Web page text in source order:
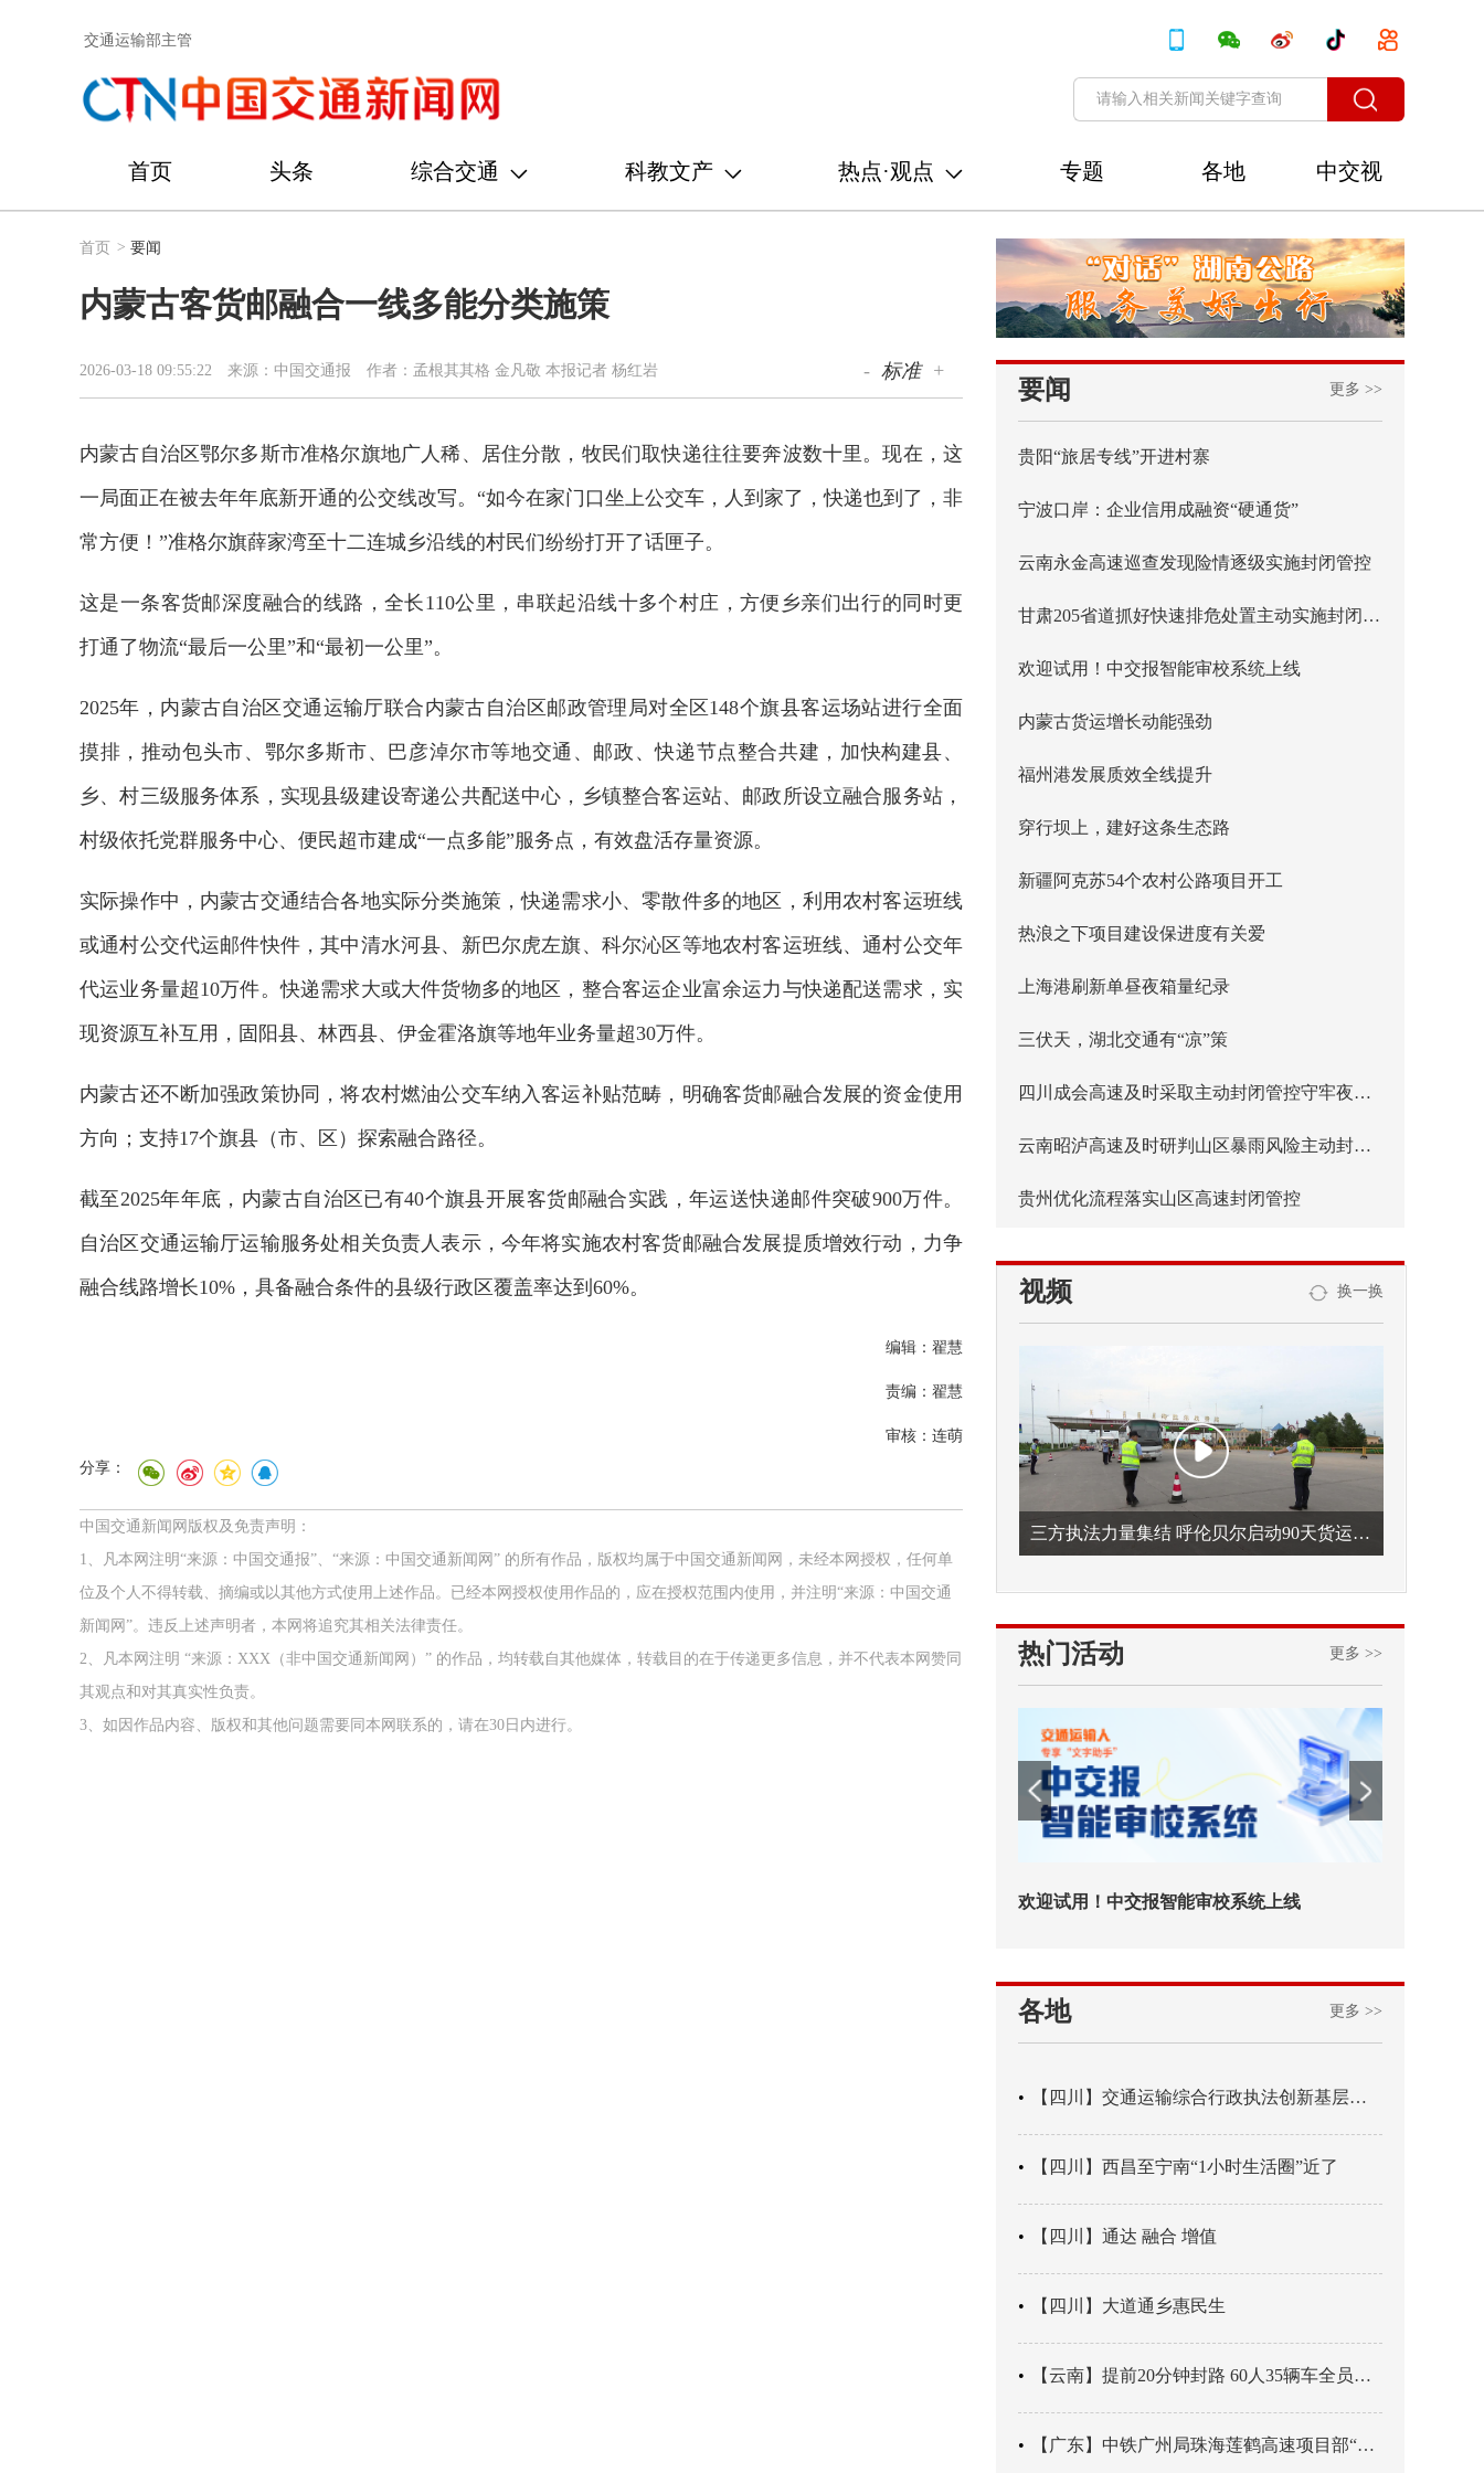
交通运输部主管
首页 头条 综合交通 科教文产 热点·观点 专题 各地
中交视
讯
首页 > 要闻
内蒙古客货邮融合一线多能分类施策
2026-03-18 09:55:22 来源：中国交通报 作者：孟根其其格 金凡敬 本报记者 杨红岩 - 标准 +
内蒙古自治区鄂尔多斯市准格尔旗地广人稀、居住分散，牧民们取快递往往要奔波数十里。现在，这
一局面正在被去年年底新开通的公交线改写。“如今在家门口坐上公交车，人到家了，快递也到了，非
常方便！”准格尔旗薛家湾至十二连城乡沿线的村民们纷纷打开了话匣子。
这是一条客货邮深度融合的线路，全长110公里，串联起沿线十多个村庄，方便乡亲们出行的同时更
打通了物流“最后一公里”和“最初一公里”。
2025年，内蒙古自治区交通运输厅联合内蒙古自治区邮政管理局对全区148个旗县客运场站进行全面
摸排，推动包头市、鄂尔多斯市、巴彦淖尔市等地交通、邮政、快递节点整合共建，加快构建县、
乡、村三级服务体系，实现县级建设寄递公共配送中心，乡镇整合客运站、邮政所设立融合服务站，
村级依托党群服务中心、便民超市建成“一点多能”服务点，有效盘活存量资源。
实际操作中，内蒙古交通结合各地实际分类施策，快递需求小、零散件多的地区，利用农村客运班线
或通村公交代运邮件快件，其中清水河县、新巴尔虎左旗、科尔沁区等地农村客运班线、通村公交年
代运业务量超10万件。快递需求大或大件货物多的地区，整合客运企业富余运力与快递配送需求，实
现资源互补互用，固阳县、林西县、伊金霍洛旗等地年业务量超30万件。
内蒙古还不断加强政策协同，将农村燃油公交车纳入客运补贴范畴，明确客货邮融合发展的资金使用
方向；支持17个旗县（市、区）探索融合路径。
截至2025年年底，内蒙古自治区已有40个旗县开展客货邮融合实践，年运送快递邮件突破900万件。
自治区交通运输厅运输服务处相关负责人表示，今年将实施农村客货邮融合发展提质增效行动，力争
融合线路增长10%，具备融合条件的县级行政区覆盖率达到60%。
编辑：翟慧
责编：翟慧
审核：连萌
分享：
中国交通新闻网版权及免责声明：
1、凡本网注明“来源：中国交通报”、“来源：中国交通新闻网” 的所有作品，版权均属于中国交通新闻网，未经本网授权，任何单
位及个人不得转载、摘编或以其他方式使用上述作品。已经本网授权使用作品的，应在授权范围内使用，并注明“来源：中国交通
新闻网”。违反上述声明者，本网将追究其相关法律责任。
2、凡本网注明 “来源：XXX（非中国交通新闻网）” 的作品，均转载自其他媒体，转载目的在于传递更多信息，并不代表本网赞同
其观点和对其真实性负责。
3、如因作品内容、版权和其他问题需要同本网联系的，请在30日内进行。
要闻 更多 >>
贵阳“旅居专线”开进村寨
宁波口岸：企业信用成融资“硬通货”
云南永金高速巡查发现险情逐级实施封闭管控
甘肃205省道抓好快速排危处置主动实施封闭管控
欢迎试用！中交报智能审校系统上线
内蒙古货运增长动能强劲
福州港发展质效全线提升
穿行坝上，建好这条生态路
新疆阿克苏54个农村公路项目开工
热浪之下项目建设保进度有关爱
上海港刷新单昼夜箱量纪录
三伏天，湖北交通有“凉”策
四川成会高速及时采取主动封闭管控守牢夜间安全防线
云南昭泸高速及时研判山区暴雨风险主动封闭管控
贵州优化流程落实山区高速封闭管控
视频 换一换
三方执法力量集结 呼伦贝尔启动90天货运车辆违法专项整治
热门活动 更多 >>
欢迎试用！中交报智能审校系统上线 铁路榜样
各地 更多 >>
【四川】交通运输综合行政执法创新基层辖区治理“4+3” 新模式
【四川】西昌至宁南“1小时生活圈”近了
【四川】通达 融合 增值
【四川】大道通乡惠民生
【云南】提前20分钟封路 60人35辆车全员平安
【广东】中铁广州局珠海莲鹤高速项目部“靶向施训”筑牢应急处置防线